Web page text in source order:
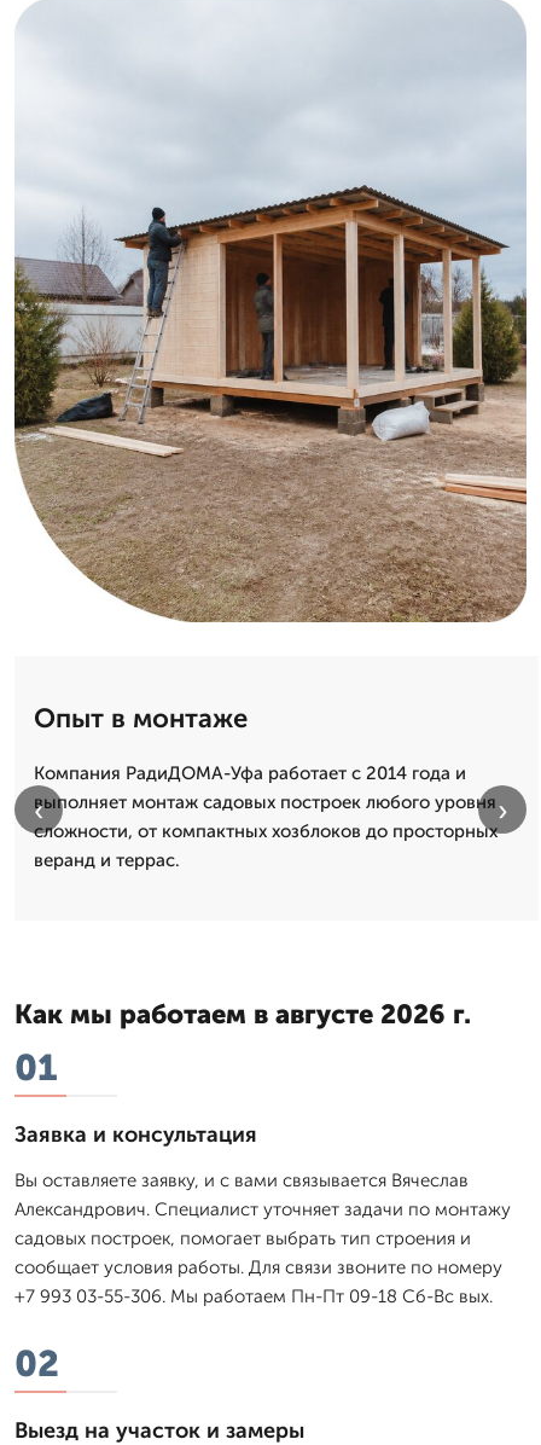
Опыт в монтаже
Компания РадиДОМА-Уфа работает с 2014 года и
выполняет монтаж садовых построек любого уровня
сложности, от компактных хозблоков до просторных
веранд и террас.
‹ ›
Как мы работаем в августе 2026 г.
01
Заявка и консультация
Вы оставляете заявку, и с вами связывается Вячеслав
Александрович. Специалист уточняет задачи по монтажу
садовых построек, помогает выбрать тип строения и
сообщает условия работы. Для связи звоните по номеру
+7 993 03-55-306. Мы работаем Пн-Пт 09-18 Сб-Вс вых.
02
Выезд на участок и замеры